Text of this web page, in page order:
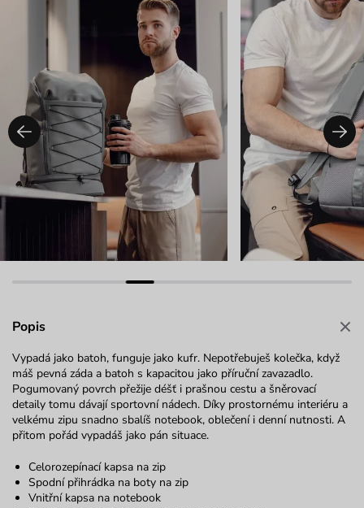
Popis
Vypadá jako batoh, funguje jako kufr. Nepotřebuješ kolečka, když
máš pevná záda a batoh s kapacitou jako příruční zavazadlo.
Pogumovaný povrch přežije déšť i prašnou cestu a šněrovací
detaily tomu dávají sportovní nádech. Díky prostornému interiéru a
velkému zipu snadno sbalíš notebook, oblečení i denní nutnosti. A
přitom pořád vypadáš jako pán situace.
Celorozepínací kapsa na zip
Spodní přihrádka na boty na zip
Vnitřní kapsa na notebook